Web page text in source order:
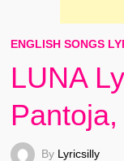
ENGLISH SONGS
LUNA
By Lyricsilly